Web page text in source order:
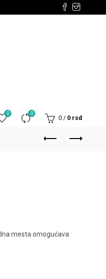
0 0
0 / 0 rsd
mesta omogućava